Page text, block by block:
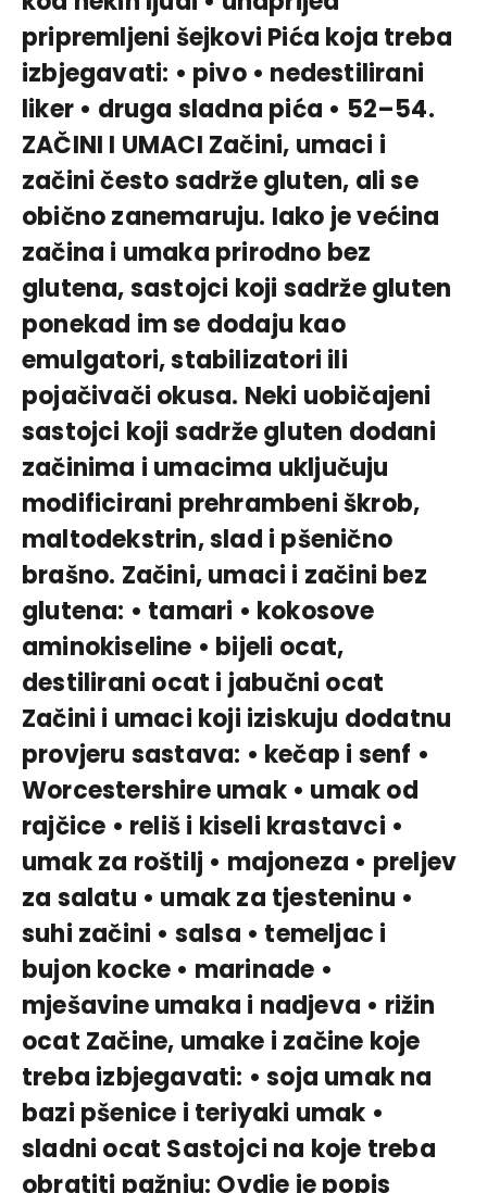
pripremljeni šejkovi Pića koja treba
izbjegavati: • pivo • nedestilirani
liker • druga sladna pića • 52–54.
ZAČINI I UMACI Začini, umaci i
začini često sadrže gluten, ali se
obično zanemaruju. Iako je većina
začina i umaka prirodno bez
glutena, sastojci koji sadrže gluten
ponekad im se dodaju kao
emulgatori, stabilizatori ili
pojačivači okusa. Neki uobičajeni
sastojci koji sadrže gluten dodani
začinima i umacima uključuju
modificirani prehrambeni škrob,
maltodekstrin, slad i pšenično
brašno. Začini, umaci i začini bez
glutena: • tamari • kokosove
aminokiseline • bijeli ocat,
destilirani ocat i jabučni ocat
Začini i umaci koji iziskuju dodatnu
provjeru sastava: • kečap i senf •
Worcestershire umak • umak od
rajčice • reliš i kiseli krastavci •
umak za roštilj • majoneza • preljev
za salatu • umak za tjesteninu •
suhi začini • salsa • temeljac i
bujon kocke • marinade •
mješavine umaka i nadjeva • rižin
ocat Začine, umake i začine koje
treba izbjegavati: • soja umak na
bazi pšenice i teriyaki umak •
sladni ocat Sastojci na koje treba
obratiti pažnju: Ovdje je popis